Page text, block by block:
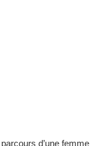
d’une femme